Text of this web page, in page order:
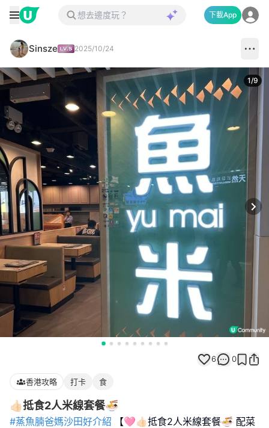
下載App
Sinsze 2025/10/24
1/9
6 0
香港攻略 打卡 食
👍🏻抵食2人米線套餐🍜
#蒸魚腩爸媽沙田好介紹
【🩷👍🏻抵食2人米線套餐🍜 配菜